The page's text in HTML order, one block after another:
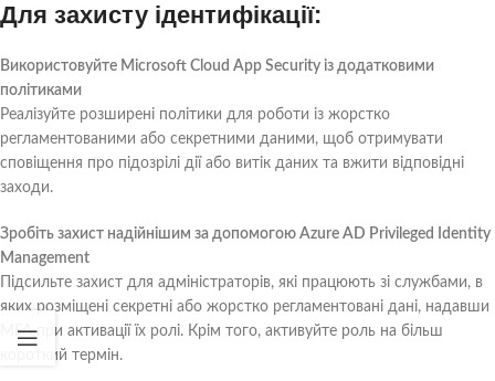
Для захисту ідентифікації:
Використовуйте Microsoft Cloud App Security із додатковими
політиками
Реалізуйте розширені політики для роботи із жорстко
регламентованими або секретними даними, щоб отримувати
сповіщення про підозрілі дії або витік даних та вжити відповідні
заходи.
Зробіть захист надійнішим за допомогою Azure AD Privileged Identity
Management
Підсильте захист для адміністраторів, які працюють зі службами, в
яких розміщені секретні або жорстко регламентовані дані, надавши
MFA при активації їх ролі. Крім того, активуйте роль на більш
короткий термін.